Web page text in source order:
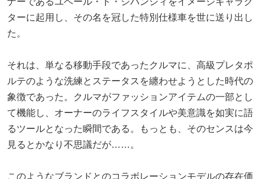
ターに起用し、その名を冠した特別仕様車を世に送り出し
た。
それは、単なる移動手段であったクルマに、高級プレタポ
ルテのような洗練とステータスを纏わせようとした時代の
象徴であった。クルマがファッションアイテムの一部とし
て機能し、オーナーのライフスタイルや美意識を如実に語
るツールとなった瞬間である。もっとも、そのセンスは今
見るとかなり不思議だが……。
このようなブランドとのコラボレーションモデルの存在価